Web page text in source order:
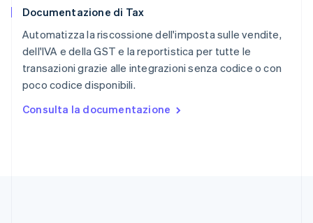
Documentazione di Tax
Automatizza la riscossione dell'imposta sulle vendite,
dell'IVA e della GST e la reportistica per tutte le
transazioni grazie alle integrazioni senza codice o con
poco codice disponibili.
Consulta la documentazione
Slovacchia
English
Slovenia
Spagna
EspañolEnglish
English Español简体中文